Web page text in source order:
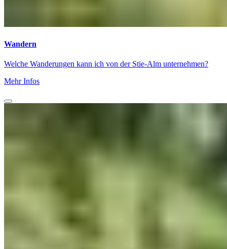
Wandern
Welche Wanderungen kann ich von der Stie-Alm unternehmen?
Mehr Infos